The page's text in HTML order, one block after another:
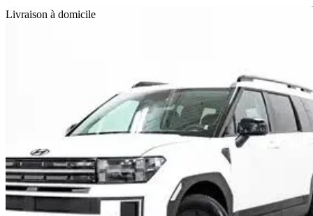
Livraison à domicile
2025 Hyundai Santa Fe